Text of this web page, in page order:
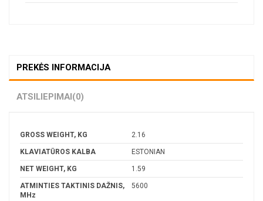
PREKĖS INFORMACIJA
ATSILIEPIMAI(0)
GROSS WEIGHT, KG 2.16
KLAVIATŪROS KALBA ESTONIAN
NET WEIGHT, KG 1.59
ATMINTIES TAKTINIS DAŽNIS,
MHz
5600